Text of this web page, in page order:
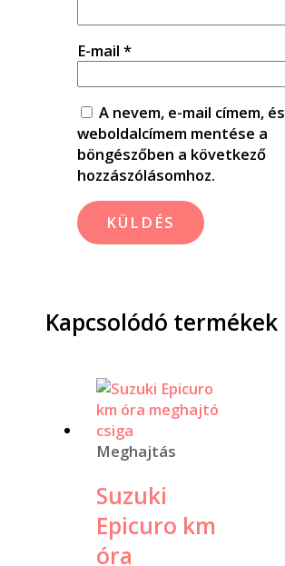
E-mail *
A nevem, e-mail címem, és
weboldalcímem mentése a
böngészőben a következő
hozzászólásomhoz.
Kapcsolódó termékek
Meghajtás
Suzuki
Epicuro km
óra